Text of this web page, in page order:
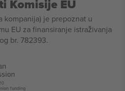
Komisije EU
kompanija) je prepoznat u
EU za finansiranje istraživanja
br. 782393.